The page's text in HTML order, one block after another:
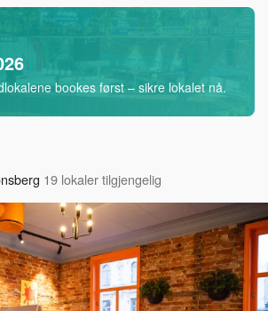
bookes først – sikre lokalet nå.
19 lokaler tilgjengelig